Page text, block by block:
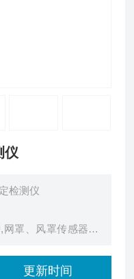
仪
检测仪
罩、风罩传感器保
盖,减少硬件损耗及
更新时间